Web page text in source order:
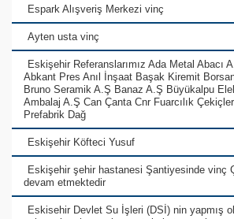
Espark Alışveriş Merkezi vinç
Ayten usta vinç
Eskişehir Referanslarımız Ada Metal Abacı
Abkant Pres Anıl İnşaat Başak Kiremit
Bruno Seramik A.Ş Banaz A.Ş Büyükalpu
Ambalaj A.Ş Can Çanta Cnr Fuarcılık
Prefabrik Dağ
Eskişehir Köfteci Yusuf
Eskişehir şehir hastanesi Şantiyesinde vinç
devam etmektedir
Eskisehir Devlet Su İşleri (DSİ) nin yapmış